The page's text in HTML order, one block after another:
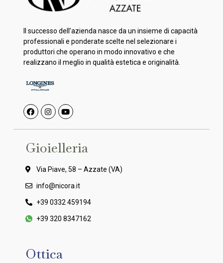
Il successo dell’azienda nasce da un insieme di capacità
professionali e ponderate scelte nel selezionare i
produttori che operano in modo innovativo e che
realizzano il meglio in qualità estetica e originalità.
Gioielleria
Via Piave, 58 – Azzate (VA)
info@nicora.it
+39 0332 459194
+39 320 8347162
Ottica